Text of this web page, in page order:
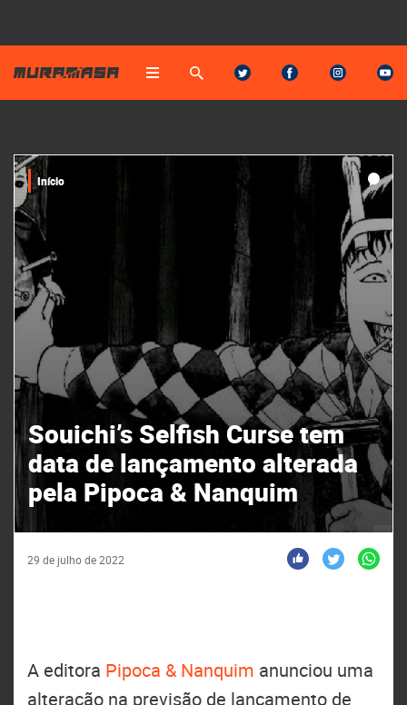
Início
Souichi’s Selfish Curse tem
data de lançamento alterada
pela Pipoca & Nanquim
29 de julho de 2022
A editora Pipoca & Nanquim anunciou uma
alteração na previsão de lançamento de